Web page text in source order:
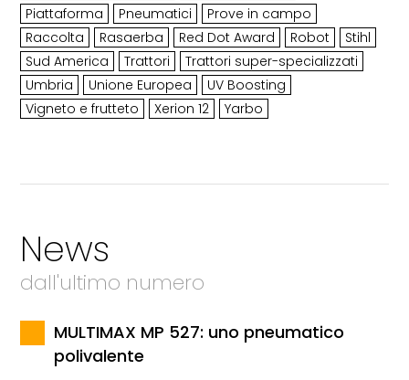
Piattaforma
Pneumatici
Prove in campo
Raccolta
Rasaerba Red Dot Award Robot
Stihl
Sud America
Trattori
Trattori super-specializzati
Umbria
Unione Europea
UV Boosting
Vigneto e frutteto
Xerion 12 Yarbo
News
dall'ultimo numero
MULTIMAX MP 527: uno pneumatico
polivalente